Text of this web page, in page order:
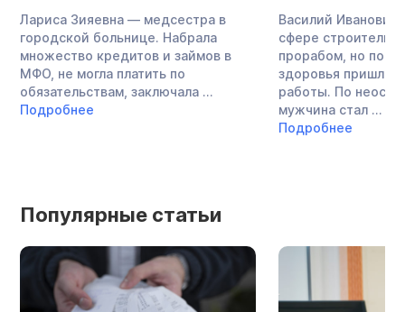
Лариса Зияевна — медсестра в
городской больнице. Набрала
множество кредитов и займов в
МФО, не могла платить по
обязательствам, заключала ...
Подробнее
Василий Иванович
сфере
прорабом, но по
здоровья
работы. По
мужчина стал ...
Подробнее
Популярные статьи